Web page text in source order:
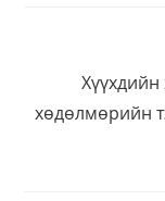
хөдөлмөрийн